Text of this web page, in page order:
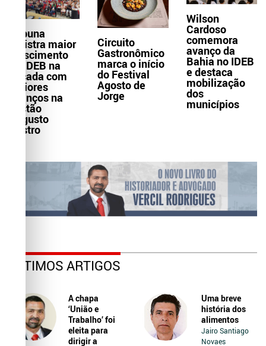
Itabuna
registra maior
crescimento
do IDEB na
década com
maiores
avanços na
gestão
Augusto
Castro
Circuito
Gastronômico
marca o início
do Festival
Agosto de
Jorge
Wilson
Cardoso
comemora
avanço da
Bahia no IDEB
e destaca
mobilização
dos
municípios
ÚLTIMOS ARTIGOS
A chapa
‘União e
Trabalho’ foi
eleita para
dirigir a
Uma breve
história dos
alimentos
Jairo Santiago
Novaes